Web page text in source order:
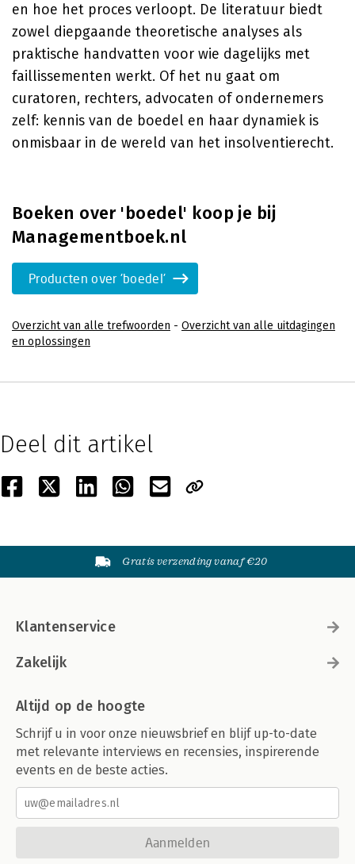
en hoe het proces verloopt. De literatuur biedt
zowel diepgaande theoretische analyses als
praktische handvatten voor wie dagelijks met
faillissementen werkt. Of het nu gaat om
curatoren, rechters, advocaten of ondernemers
zelf: kennis van de boedel en haar dynamiek is
onmisbaar in de wereld van het insolventierecht.
Boeken over 'boedel' koop je bij
Managementboek.nl
Producten over 'boedel'
Overzicht van alle trefwoorden - Overzicht van alle uitdagingen
en oplossingen
Deel dit artikel
Gratis verzending vanaf €20
Klantenservice
Zakelijk
Altijd op de hoogte
Schrijf u in voor onze nieuwsbrief en blijf up-to-date
met relevante interviews en recensies, inspirerende
events en de beste acties.
Aanmelden